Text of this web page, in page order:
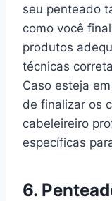
seu penteado
como você
produtos
técnicas
Caso esteja
de finalizar os
cabeleireiro
específicas
6.